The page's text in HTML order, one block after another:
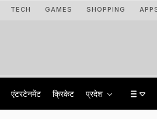
TECH GAMES SHOPPING
एंटरटेनमेंट क्रिकेट प्रदेश